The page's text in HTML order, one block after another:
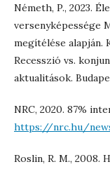
Németh, P., 2023.
versenyképessége
megítélése alapján.
Recesszió vs.
aktualitások.
NRC, 2020. 87%
https://nrc.hu/
Roslin, R. M., 2008.